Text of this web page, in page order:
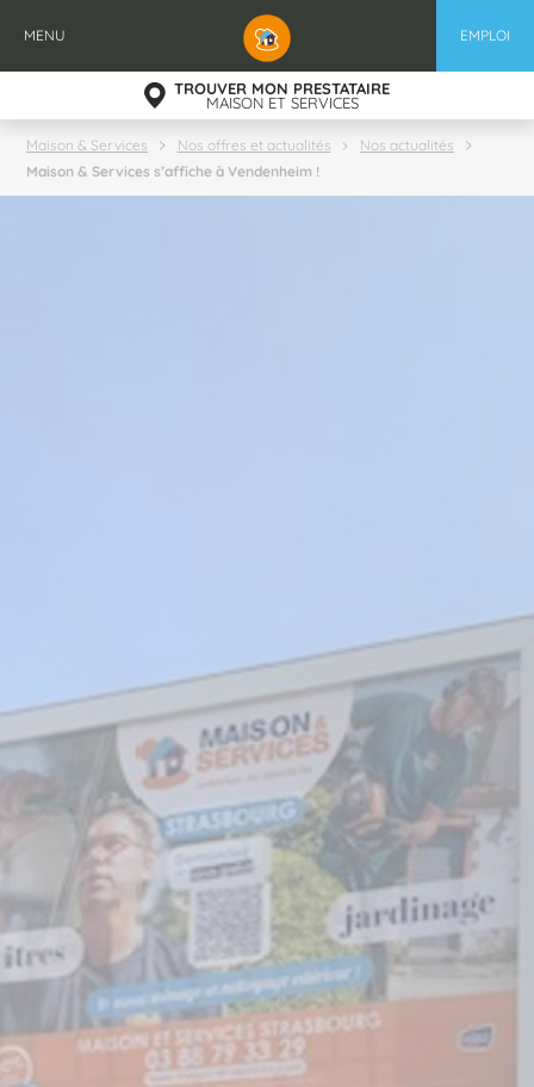
MENU EMPLOI
TROUVER MON PRESTATAIRE
MAISON ET SERVICES
Maison & Services Nos offres et actualités
Nos actualités
Maison & Services s’affiche à Vendenheim !